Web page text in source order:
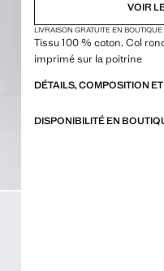
VOIR
LIVRAISON GRATUITE EN BOUTIQUE
Tissu 100 % coton. Col
imprimé sur la poitrine
DÉTAILS, COMPOSITION
DISPONIBILITÉ EN